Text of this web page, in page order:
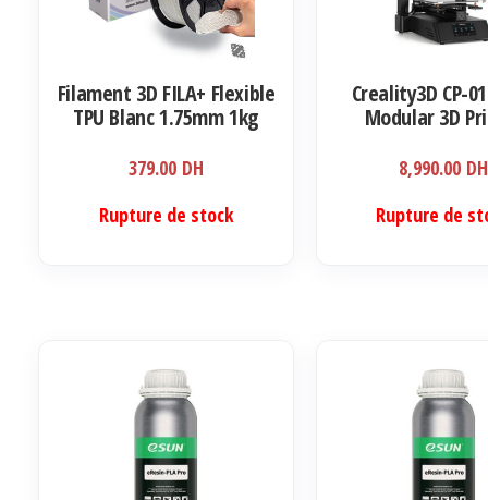
Filament 3D FILA+ Flexible
TPU Blanc 1.75mm 1kg
379.00 DH
Rupture de stock
Creality3D CP-
Modular 3D
8,990.00 DH
Rupture de